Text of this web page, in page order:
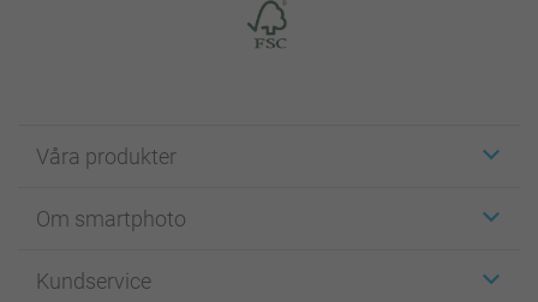
Våra produkter
Fotokort
Fotoböcker
Om smartphoto
För affiliates
Kundservice